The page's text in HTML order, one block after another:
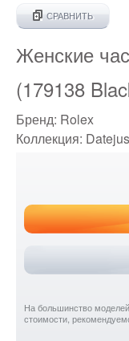
СРАВНИТЬ
Женские
(179138
Бренд: Rolex
Коллекция:
На большинство
стоимости,